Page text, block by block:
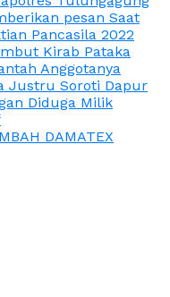
pesan Saat
Pancasila 2022
Kirab Pataka
Anggotanya
Justru Soroti Dapur
Diduga Milik
DAMATEX